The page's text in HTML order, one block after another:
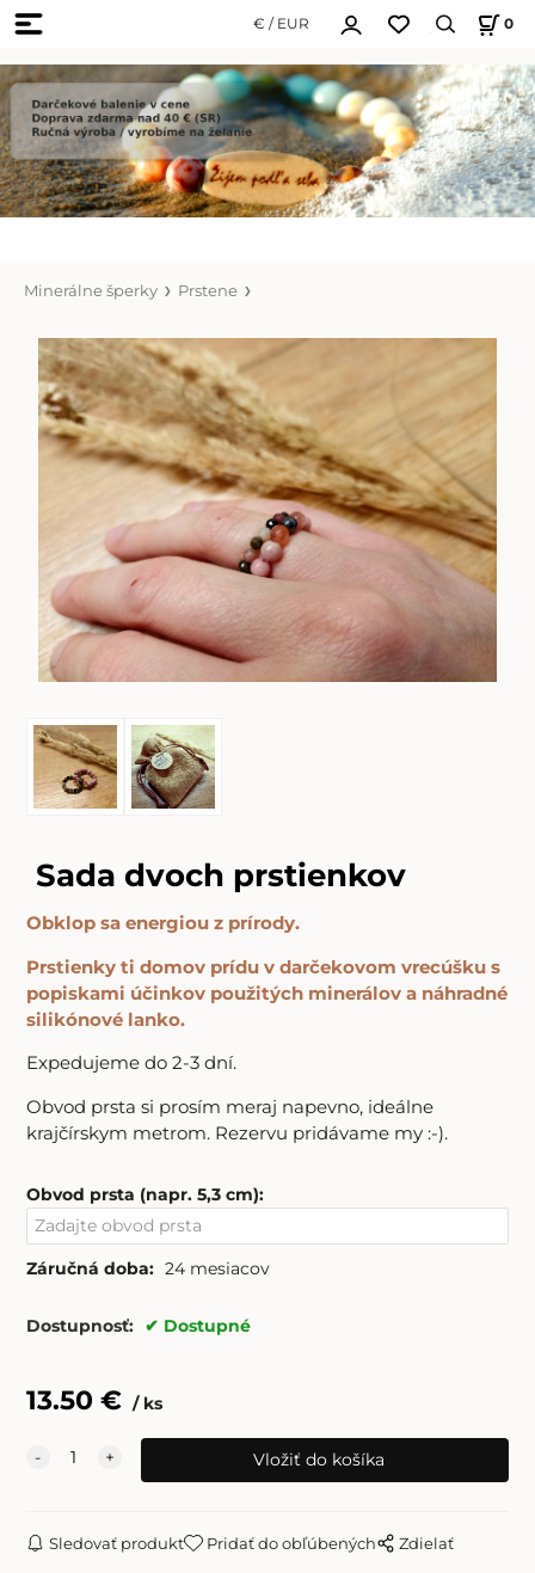
€ / EUR 0
Minerálne šperky Prstene
Sada dvoch prstienkov
Obklop sa energiou z prírody.
Prstienky ti domov prídu v darčekovom vrecúšku s
popiskami účinkov použitých minerálov a náhradné
silikónové lanko.
Expedujeme do 2-3 dní.
Obvod prsta si prosím meraj napevno, ideálne
krajčírskym metrom. Rezervu pridávame my :-).
Obvod prsta (napr. 5,3 cm):
Záručná doba: 24 mesiacov
Dostupnosť: Dostupné
13.50 € ks
Sledovať produkt Pridať do obľúbených Zdielať